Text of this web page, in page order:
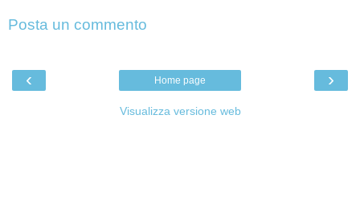
Posta un commento
‹ ›
Home page
Visualizza versione web